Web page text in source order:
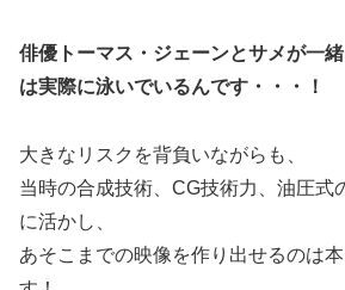
俳優トーマス・ジェーンとサメが一
は実際に泳いでいるんです・・・！
大きなリスクを背負いながらも、
当時の合成技術、CG技術力、油圧式
に活かし、
あそこまでの映像を作り出せるのは